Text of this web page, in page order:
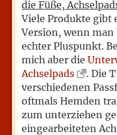
die Füße,
Viele Produkte gibt
Version, wenn
echter Pluspunkt.
mich aber die
Achselpads
. Die
verschiedenen
oftmals Hemden
zum unterziehen
eingearbeiteten